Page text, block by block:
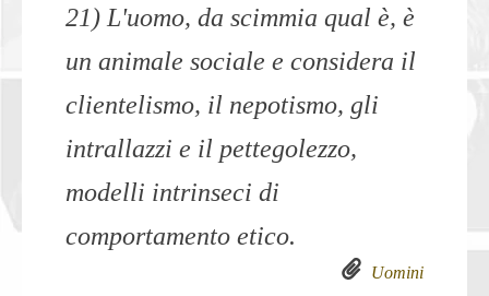
21) L'uomo, da scimmia qual è, è
un animale sociale e considera il
clientelismo, il nepotismo, gli
intrallazzi e il pettegolezzo,
modelli intrinseci di
comportamento etico.
Uomini